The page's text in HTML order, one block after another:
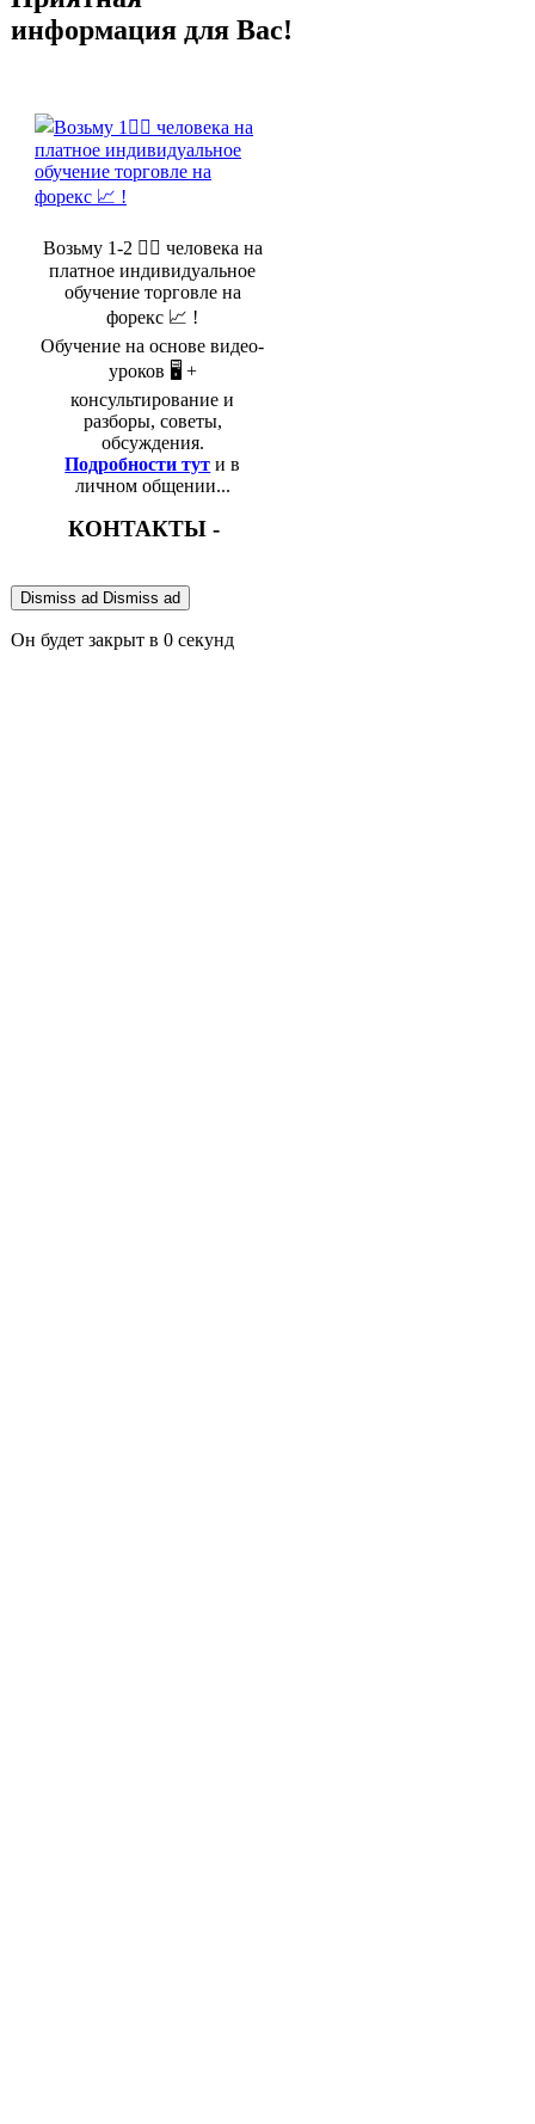
информация для Вас!
Возьму 1-2 🤵‍♂️ человека на
платное индивидуальное
обучение торговле на
форекс 📈 !
Обучение на основе видео-
уроков 🖥️ +
консультирование и
разборы, советы,
обсуждения.
Подробности тут и в
личном общении...
КОНТАКТЫ -
Dismiss ad Dismiss ad
Он будет закрыт в 0 секунд